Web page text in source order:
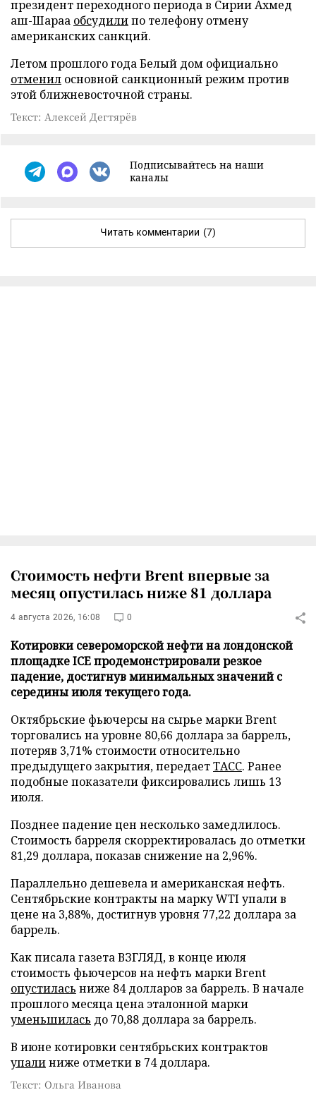
президент переходного периода в Сирии Ахмед
аш-Шараа обсудилипо телефону отмену
американских санкций.
Летом прошлого года Белый дом официально
отменил основной санкционный режим против
этой ближневосточной страны.
Текст: Алексей Дегтярёв
Подписывайтесь на наши
каналы
Читать комментарии (7)
Стоимость нефти Brent впервые за
месяц опустилась ниже 81 доллара
4 августа 2026, 16:08 0
Котировки североморской нефти на лондонской
площадке ICE продемонстрировали резкое
падение, достигнув минимальных значений с
середины июля текущего года.
Октябрьские фьючерсы на сырье марки Brent
торговались на уровне 80,66 доллара за баррель,
потеряв 3,71% стоимости относительно
предыдущего закрытия, передаетТАСС. Ранее
подобные показатели фиксировались лишь 13
июля.
Позднее падение цен несколько замедлилось.
Стоимость барреля скорректировалась до отметки
81,29 доллара, показав снижение на 2,96%.
Параллельно дешевела и американская нефть.
Сентябрьские контракты на марку WTI упали в
цене на 3,88%, достигнув уровня 77,22 доллара за
баррель.
Как писала газета ВЗГЛЯД, в конце июля
стоимость фьючерсов на нефть марки Brent
опустилась ниже 84 долларов за баррель. В начале
прошлого месяца цена эталонной марки
уменьшилась до 70,88 доллара за баррель.
В июне котировки сентябрьских контрактов
упалиниже отметки в 74 доллара.
Текст: Ольга Иванова